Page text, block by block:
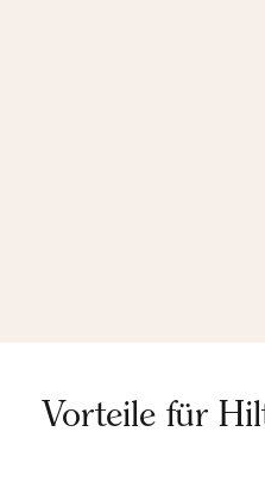
Vorteile für